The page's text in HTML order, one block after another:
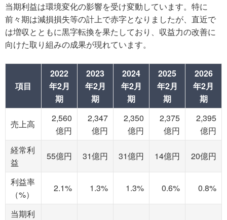
当期利益は環境変化の影響を受け変動しています。特に
前々期は減損損失等の計上で赤字となりましたが、直近で
は増収とともに黒字転換を果たしており、収益力の改善に
向けた取り組みの成果が現れています。
項目
2022
年2月
期
2023
年2月
期
2024
年2月
期
2025
年2月
期
2026
年2月
期
売上高
2,560
億円
2,347
億円
2,350
億円
2,375
億円
2,395
億円
経常利
益
55億円 31億円 31億円 14億円 20億円
利益率
（%）
2.1% 1.3% 1.3% 0.6% 0.8%
当期利